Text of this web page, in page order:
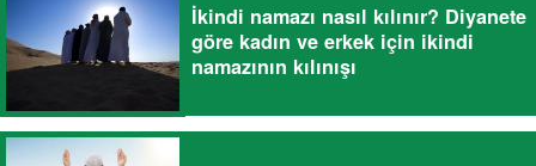
İkindi namazı nasıl kılınır? Diyanete
göre kadın ve erkek için ikindi
namazının kılınışı